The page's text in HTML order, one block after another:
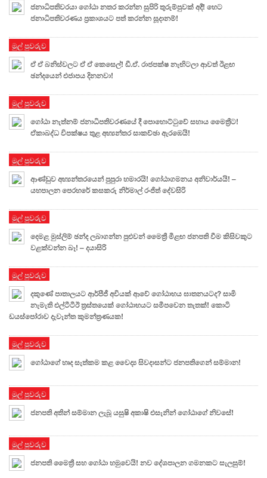
ජනාධිපතිවරයා ගෝඨා නතර කරන්න සුපිරි තුරුම්පුවක් අදී! හෙට
ජනාධිපතිවරණය ප්‍රකාශයට පත් කරන්න සූදානම්!
මුල් පුවරුව
ඒ ඒ බනිස්වලට ඒ ඒ කෙසෙල්! ඩී.ඒ. රාජපක්ෂ නැඟිටලා ආවත් ඊළඟ
ඡන්දයෙන් එජාපය දිනනවා!
මුල් පුවරුව
ගෝඨා නැත්නම් ජනාධිපතිවරණයේ දී පොහොට්ටුවේ සහාය මෛත්‍රීට!
ඒකාබද්ධ විපක්ෂය තුළ අභ්‍යන්තර සාකච්ඡා ඇරඹෙයි!
මුල් පුවරුව
ආණ්ඩුව අභ්‍යන්තරයෙන් පුපුරා හමාරයි! ගෝඨාගමනය අනිවාර්යයි! –
යහපාලන පෙරහරේ කසකරු නිර්මාල් රංජිත් දේවසිරි
මුල් පුවරුව
දෙමළ මුස්ලිම් ඡන්ද ලබාගන්න පුළුවන් මෛත්‍රී මීළඟ ජනපති වීම කිසිවකුට
වළක්වන්න බෑ! – දයාසිරි
මුල් පුවරුව
දකුණේ පාතාලයට ආර්පීජී අවියක් ආවේ ගෝඨාභය ඝාතනයටද? සාමි
නැමැති එල්ටීටීඊ ත‍්‍රස්තයෙක් ගෝඨාභයට සමීපවෙන තැතක්! කොටි
ඩයස්පෝරාව දැවැන්ත කුමන්ත්‍රණයක!
මුල් පුවරුව
ගෝඨාගේ හෘද සැත්කම කළ වෛද්‍ය සිවදාසන්ට ජනපතිගෙන් සම්මාන!
මුල් පුවරුව
ජනපති අතින් සම්මාන ලැබූ යසුෂි අකාෂි එසැනින් ගෝඨාගේ නිවසේ!
මුල් පුවරුව
ජනපති මෛත්‍රී සහ ගෝඨා හමුවෙයි! නව දේශපාලන ගමනකට සැලසුම්!